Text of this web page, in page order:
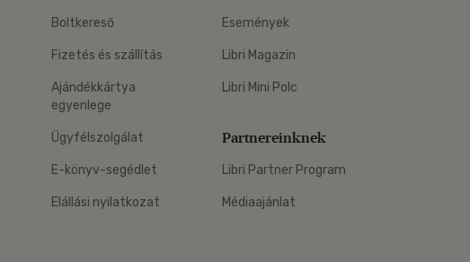
Boltkereső
Fizetés és szállítás
Ajándékkártya
egyenlege
Ügyfélszolgálat
E-könyv-segédlet
Elállási nyilatkozat
Események
Libri Magazin
Libri Mini Polc
Partnereinknek
Libri Partner Program
Médiaajánlat